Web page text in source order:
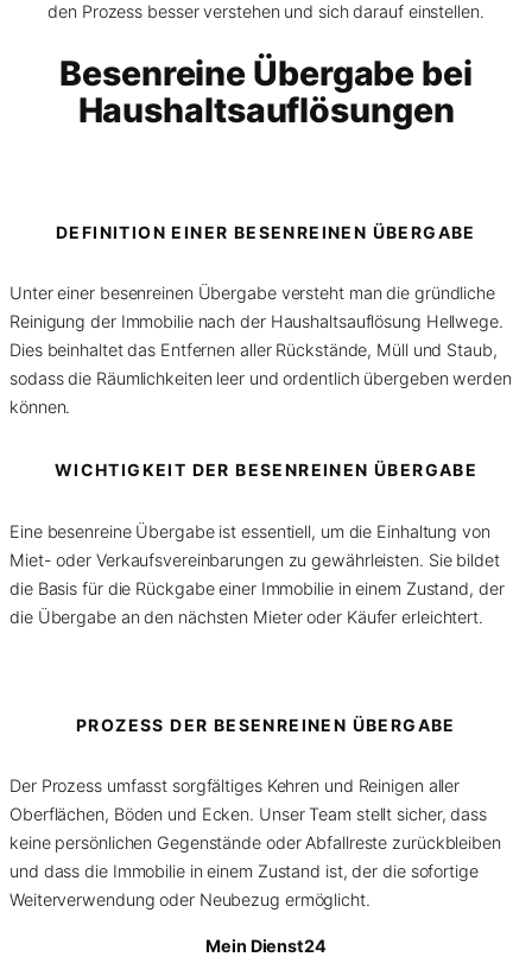
den Prozess besser verstehen und sich darauf einstellen.
Besenreine Übergabe bei
Haushaltsauflösungen
DEFINITION EINER BESENREINEN ÜBERGABE
Unter einer besenreinen Übergabe versteht man die gründliche
Reinigung der Immobilie nach der Haushaltsauflösung Hellwege.
Dies beinhaltet das Entfernen aller Rückstände, Müll und Staub,
sodass die Räumlichkeiten leer und ordentlich übergeben werden
können.
WICHTIGKEIT DER BESENREINEN ÜBERGABE
Eine besenreine Übergabe ist essentiell, um die Einhaltung von
Miet- oder Verkaufsvereinbarungen zu gewährleisten. Sie bildet
die Basis für die Rückgabe einer Immobilie in einem Zustand, der
die Übergabe an den nächsten Mieter oder Käufer erleichtert.
PROZESS DER BESENREINEN ÜBERGABE
Der Prozess umfasst sorgfältiges Kehren und Reinigen aller
Oberflächen, Böden und Ecken. Unser Team stellt sicher, dass
keine persönlichen Gegenstände oder Abfallreste zurückbleiben
und dass die Immobilie in einem Zustand ist, der die sofortige
Weiterverwendung oder Neubezug ermöglicht.
Mein Dienst24